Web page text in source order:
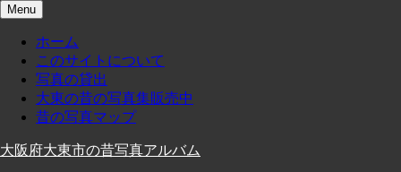
Skip
to
content
Menu
ホーム
このサイトについて
写真の貸出
大東の昔の写真集販売中
昔の写真マップ
大阪府大東市の昔写真アルバム